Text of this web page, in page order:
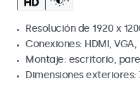
Resolución de 1920 x
Conexiones: HDMI, VGA,
Montaje: escritorio,
Dimensiones exteriores: